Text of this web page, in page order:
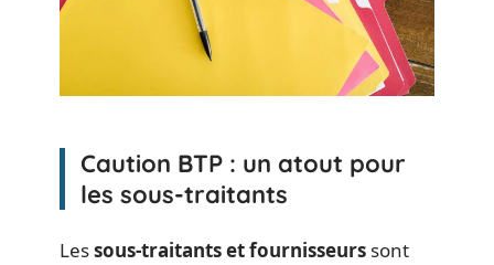
Caution BTP : un atout pour
les sous-traitants
Lessous-traitants et fournisseurs sont